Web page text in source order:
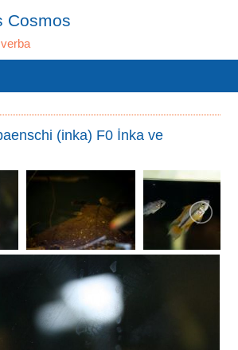
Cosmos
(inka) F0 İnka ve